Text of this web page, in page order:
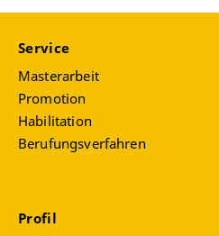
Service
Masterarbeit
Promotion
Habilitation
Berufungsverfahren
Profil